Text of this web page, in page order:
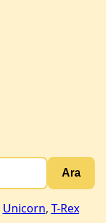
Ara
Unicorn, T-Rex